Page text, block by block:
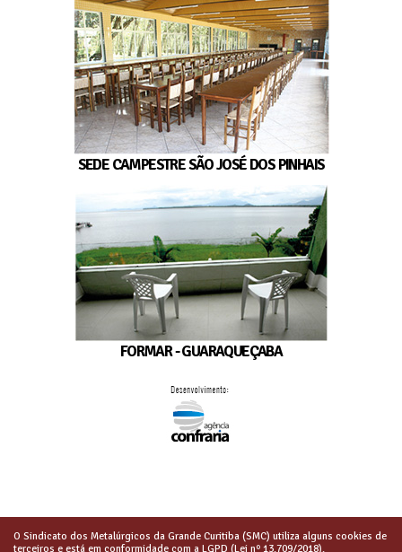
SEDE CAMPESTRE SÃO JOSÉ DOS PINHAIS
FORMAR - GUARAQUEÇABA
O Sindicato dos Metalúrgicos da Grande Curitiba (SMC) utiliza alguns cookies de
terceiros e está em conformidade com a LGPD (Lei nº 13.709/2018).